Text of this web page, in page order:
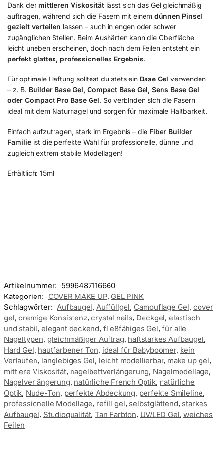
Dank der mittleren Viskosität lässt sich das Gel gleichmäßig
auftragen, während sich die Fasern mit einem dünnen Pinsel
gezielt verteilen lassen – auch in engen oder schwer
zugänglichen Stellen. Beim Aushärten kann die Oberfläche
leicht uneben erscheinen, doch nach dem Feilen entsteht ein
perfekt glattes, professionelles Ergebnis.
Für optimale Haftung solltest du stets ein Base Gel verwenden
– z. B. Builder Base Gel, Compact Base Gel, Sens Base Gel
oder Compact Pro Base Gel. So verbinden sich die Fasern
ideal mit dem Naturnagel und sorgen für maximale Haltbarkeit.
Einfach aufzutragen, stark im Ergebnis – die Fiber Builder
Familie ist die perfekte Wahl für professionelle, dünne und
zugleich extrem stabile Modellagen!
Erhältlich: 15ml
Artikelnummer: 5996487116660
Kategorien: COVER MAKE UP, GEL PINK
Schlagwörter: Aufbaugel, Auffüllgel, Camouflage Gel, cover
gel, cremige Konsistenz, crystal nails, Deckgel, elastisch
und stabil, elegant deckend, fließfähiges Gel, für alle
Nageltypen, gleichmäßiger Auftrag, haftstarkes Aufbaugel,
Hard Gel, hautfarbener Ton, ideal für Babyboomer, kein
Verlaufen, langlebiges Gel, leicht modellierbar, make up gel,
mittlere Viskosität, nagelbettverlängerung, Nagelmodellage,
Nagelverlängerung, natürliche French Optik, natürliche
Optik, Nude-Ton, perfekte Abdeckung, perfekte Smileline,
professionelle Modellage, refill gel, selbstglättend, starkes
Aufbaugel, Studioqualität, Tan Farbton, UV/LED Gel, weiches
Feilen